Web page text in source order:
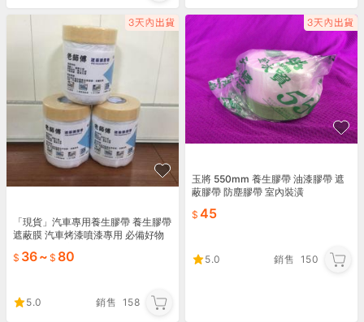
「現貨」汽車專用養生膠帶 養生膠帶
遮蔽膜 汽車烤漆噴漆專用 必備好物
36~ 80
5.0 銷售 158
玉將 550mm 養生膠帶 油漆膠帶 遮
蔽膠帶 防塵膠帶 室內裝潢
45
5.0 銷售 150